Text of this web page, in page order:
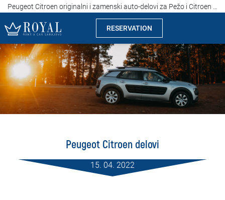
RESERVATION
Rent a car Sarajevo
Company
Specialties
Peugeot Citroen delovi
15. 04. 2022